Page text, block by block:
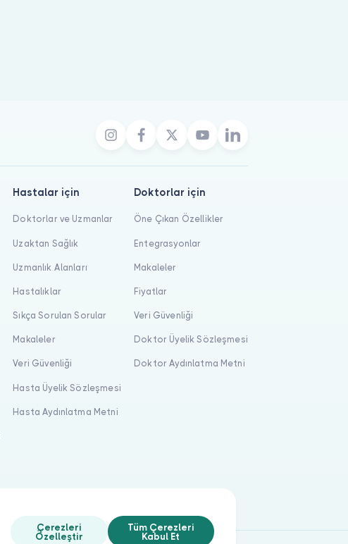
Çerezleri
Özelleştir
Tüm Çerezleri
Kabul Et
Hastalar için
Doktorlar ve Uzmanlar
Uzaktan Sağlık
Uzmanlık Alanları
Hastalıklar
Sıkça Sorulan Sorular
Makaleler
Veri Güvenliği
Hasta Üyelik Sözleşmesi
Hasta Aydınlatma Metni
Doktorlar için
Öne Çıkan Özellikler
Entegrasyonlar
Makaleler
Fiyatlar
Veri Güvenliği
Doktor Üyelik Sözleşmesi
Doktor Aydınlatma Metni